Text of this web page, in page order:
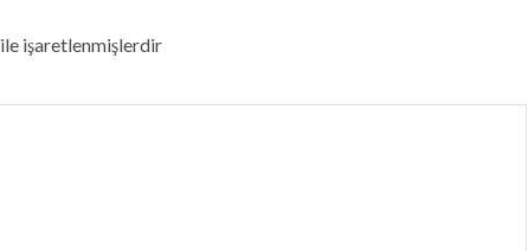
ile işaretlenmişlerdir